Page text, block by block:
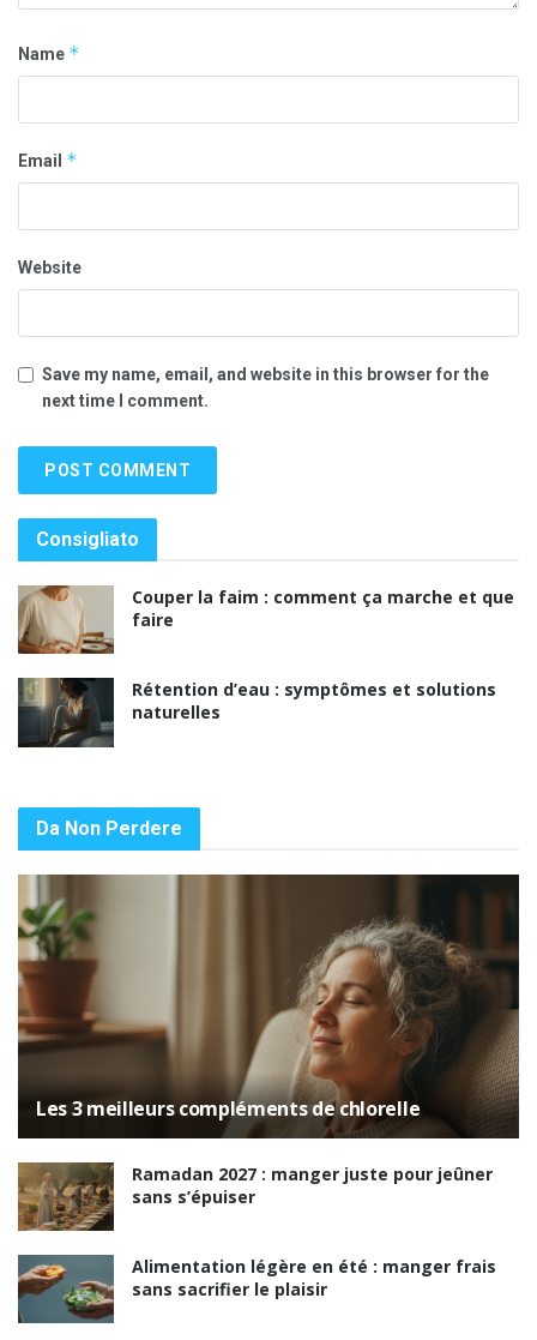
Name *
Email *
Website
Save my name, email, and website in this browser for the
next time I comment.
Consigliato
Couper la faim : comment ça marche et que
faire
Rétention d’eau : symptômes et solutions
naturelles
Da Non Perdere
Les 3 meilleurs compléments de chlorelle
Ramadan 2027 : manger juste pour jeûner
sans s’épuiser
Alimentation légère en été : manger frais
sans sacrifier le plaisir